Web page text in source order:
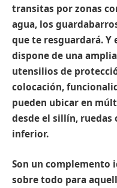
transitas por zonas
agua, los
que te resguardará. Y
dispone de una
utensilios de
colocación,
pueden ubicar en
desde el sillín, ruedas
inferior.
Son un complemento
sobre todo para